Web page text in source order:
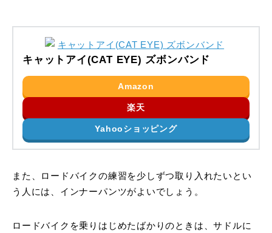
キャットアイ(CAT EYE) ズボンバンド
Amazon
楽天
Yahooショッピング
また、ロードバイクの練習を少しずつ取り入れたいとい
う人には、インナーパンツがよいでしょう。
ロードバイクを乗りはじめたばかりのときは、サドルに